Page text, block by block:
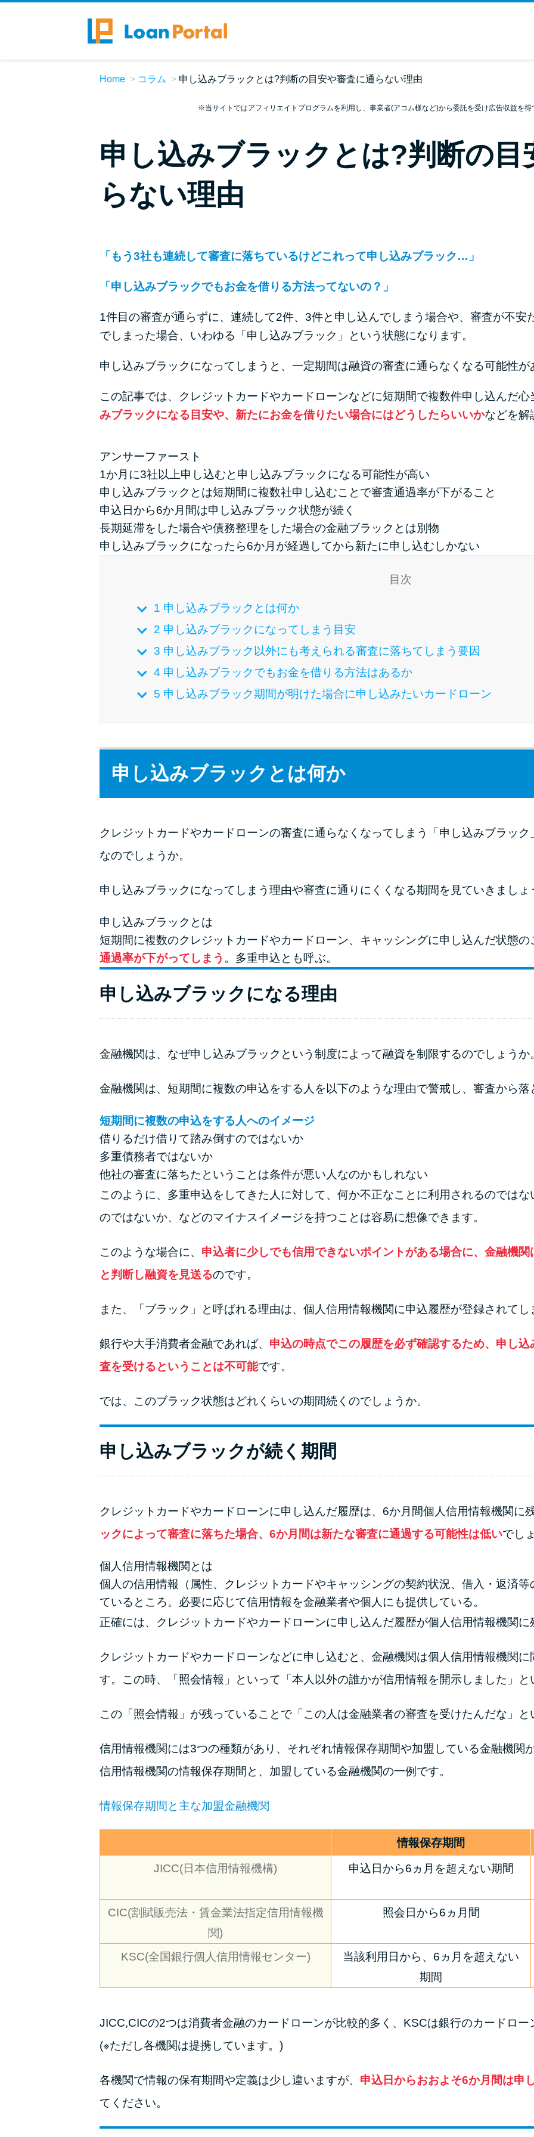
Home コラム 申し込みブラックとは?判断の目安や審査に通らない理由
※当サイトではアフィリエイトプログラムを利用し、事業者(アコム様など)から委託を受け広告収益を得
申し込みブラックとは?判断の目
らない理由
「もう3社も連続して審査に落ちているけどこれって申し込みブラック…」
「申し込みブラックでもお金を借りる方法ってないの？」
1件目の審査が通らずに、連続して2件、3件と申し込んでしまう場合や、審査が不安
でしまった場合、いわゆる「申し込みブラック」という状態になります。
申し込みブラックになってしまうと、一定期間は融資の審査に通らなくなる可能性が
この記事では、クレジットカードやカードローンなどに短期間で複数件申し込んだ心
みブラックになる目安や、新たにお金を借りたい場合にはどうしたらいいかなどを解
アンサーファースト
1か月に3社以上申し込むと申し込みブラックになる可能性が高い
申し込みブラックとは短期間に複数社申し込むことで審査通過率が下がること
申込日から6か月間は申し込みブラック状態が続く
長期延滞をした場合や債務整理をした場合の金融ブラックとは別物
申し込みブラックになったら6か月が経過してから新たに申し込むしかない
目次
1 申し込みブラックとは何か
2 申し込みブラックになってしまう目安
3 申し込みブラック以外にも考えられる審査に落ちてしまう要因
4 申し込みブラックでもお金を借りる方法はあるか
5 申し込みブラック期間が明けた場合に申し込みたいカードローン
申し込みブラックとは何か
クレジットカードやカードローンの審査に通らなくなってしまう「申し込みブラッ
なのでしょうか。
申し込みブラックになってしまう理由や審査に通りにくくなる期間を見ていきましょ
申し込みブラックとは
短期間に複数のクレジットカードやカードローン、キャッシングに申し込んだ状態の
通過率が下がってしまう 。多重申込とも呼ぶ。
申し込みブラックになる理由
金融機関は、なぜ申し込みブラックという制度によって融資を制限するのでしょうか
金融機関は、短期間に複数の申込をする人を以下のような理由で警戒し、審査から落
短期間に複数の申込をする人へのイメージ
借りるだけ借りて踏み倒すのではないか
多重債務者ではないか
他社の審査に落ちたということは条件が悪い人なのかもしれない
このように、多重申込をしてきた人に対して、何か不正なことに利用されるのでは
のではないか、などのマイナスイメージを持つことは容易に想像できます。
このような場合に、 申込者に少しでも信用できないポイントがある場合に、金融機関
と判断し融資を見送るのです。
また、「ブラック」と呼ばれる理由は、個人信用情報機関に申込履歴が登録されてし
銀行や大手消費者金融であれば、 申込の時点でこの履歴を必ず確認するため、申し
査を受けるということは不可能です。
では、このブラック状態はどれくらいの期間続くのでしょうか。
申し込みブラックが続く期間
クレジットカードやカードローンに申し込んだ履歴は、6か月間個人信用情報機関に
ックによって審査に落ちた場合、6か月間は新たな審査に通過する可能性は低いでし
個人信用情報機関とは
個人の信用情報（属性、クレジットカードやキャッシングの契約状況、借入・返済
ているところ。必要に応じて信用情報を金融業者や個人にも提供している。
正確には、クレジットカードやカードローンに申し込んだ履歴が個人信用情報機関に
クレジットカードやカードローンなどに申し込むと、金融機関は個人信用情報機関
す。この時、「照会情報」といって「本人以外の誰かが信用情報を開示しました」と
この「照会情報」が残っていることで「この人は金融業者の審査を受けたんだな」と
信用情報機関には3つの種類があり、それぞれ情報保存期間や加盟している金融機関
信用情報機関の情報保存期間と、加盟している金融機関の一例です。
情報保存期間と主な加盟金融機関
情報保存期間
JICC(日本信用情報機構) 申込日から6ヵ月を超えない期間
CIC(割賦販売法・賃金業法指定信用情報機
関)
照会日から6ヵ月間
KSC(全国銀行個人信用情報センター)
当該利用日から、6ヵ月を超えない
期間
JICC,CICの2つは消費者金融のカードローンが比較的多く、KSCは銀行のカードロー
(※ただし各機関は提携しています。)
各機関で情報の保有期間や定義は少し違いますが、 申込日からおおよそ6か月間は申
てください。